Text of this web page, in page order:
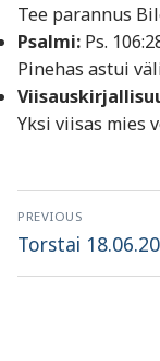
Tee parannus
Psalmi: Ps.
Pinehas astui
Yksi viisas mies
selaus
PREVIOUS
Previous
Torstai